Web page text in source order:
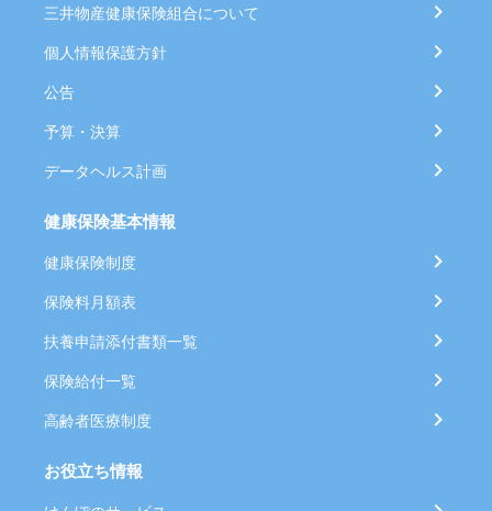
三井物産健康保険組合について
個人情報保護方針
公告
予算・決算
データヘルス計画
健康保険基本情報
健康保険制度
保険料月額表
扶養申請添付書類一覧
保険給付一覧
高齢者医療制度
お役立ち情報